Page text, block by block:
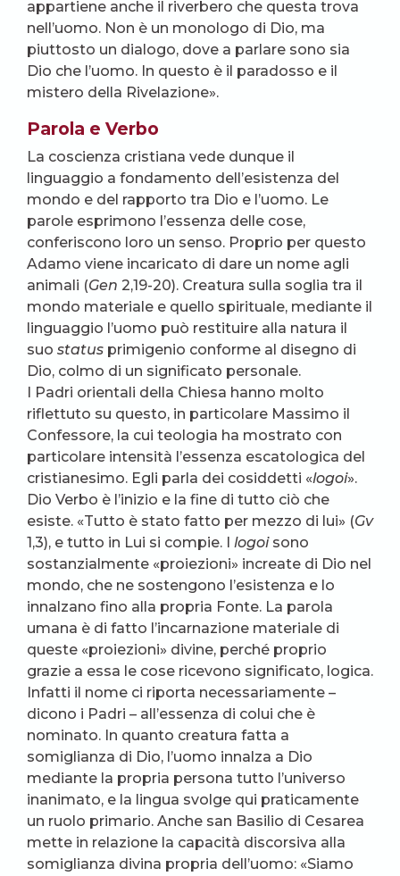
appartiene anche il riverbero che questa trova
nell’uomo. Non è un monologo di Dio, ma
piuttosto un dialogo, dove a parlare sono sia
Dio che l’uomo. In questo è il paradosso e il
mistero della Rivelazione».
Parola e Verbo
La coscienza cristiana vede dunque il
linguaggio a fondamento dell’esistenza del
mondo e del rapporto tra Dio e l’uomo. Le
parole esprimono l’essenza delle cose,
conferiscono loro un senso. Proprio per questo
Adamo viene incaricato di dare un nome agli
animali (Gen 2,19-20). Creatura sulla soglia tra il
mondo materiale e quello spirituale, mediante il
linguaggio l’uomo può restituire alla natura il
suo status primigenio conforme al disegno di
Dio, colmo di un significato personale.
I Padri orientali della Chiesa hanno molto
riflettuto su questo, in particolare Massimo il
Confessore, la cui teologia ha mostrato con
particolare intensità l’essenza escatologica del
cristianesimo. Egli parla dei cosiddetti «logoi».
Dio Verbo è l’inizio e la fine di tutto ciò che
esiste. «Tutto è stato fatto per mezzo di lui» (Gv
1,3), e tutto in Lui si compie. I logoisono
sostanzialmente «proiezioni» increate di Dio nel
mondo, che ne sostengono l’esistenza e lo
innalzano fino alla propria Fonte. La parola
umana è di fatto l’incarnazione materiale di
queste «proiezioni» divine, perché proprio
grazie a essa le cose ricevono significato, logica.
Infatti il nome ci riporta necessariamente –
dicono i Padri – all’essenza di colui che è
nominato. In quanto creatura fatta a
somiglianza di Dio, l’uomo innalza a Dio
mediante la propria persona tutto l’universo
inanimato, e la lingua svolge qui praticamente
un ruolo primario. Anche san Basilio di Cesarea
mette in relazione la capacità discorsiva alla
somiglianza divina propria dell’uomo: «Siamo